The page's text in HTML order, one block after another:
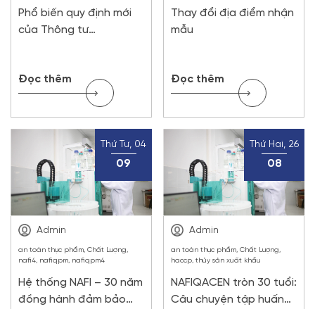
Phổ biến quy định mới
của Thông tư
Đọc thêm
Thay đổi địa điểm nhận
mẫu
Đọc thêm
Thứ Tư, 04
09
Admin
an toàn thực phẩm, Chất Lượng,
nafi4, nafiqpm, nafiqpm4
Hệ thống NAFI – 30 năm
đồng hành đảm bảo
Thứ Hai, 26
08
Admin
an toàn thực phẩm, Chất Lượng,
haccp, thủy sản xuất khẩu
NAFIQACEN tròn 30 tuổi:
Câu chuyện tập huấn